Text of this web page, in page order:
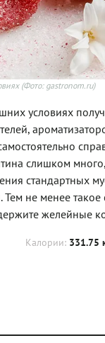
(Фото: gastronom.ru)
условиях
слишком
стандартных
не менее
желейные
Калории: 331.75